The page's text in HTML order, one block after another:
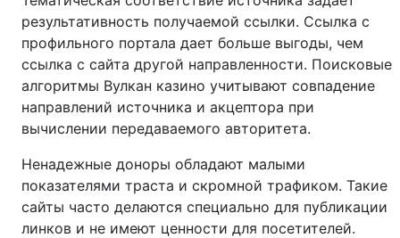
результативность получаемой ссылки. Ссылка с
профильного портала дает больше выгоды, чем
ссылка с сайта другой направленности. Поисковые
алгоритмы Вулкан казино учитывают совпадение
направлений источника и акцептора при
вычислении передаваемого авторитета.
Ненадежные доноры обладают малыми
показателями траста и скромной трафиком. Такие
сайты часто делаются специально для публикации
линков и не имеют ценности для посетителей.